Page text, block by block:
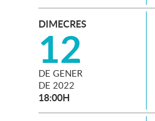
DIMECRES
12
DE GENER
DE 2022
18:00H